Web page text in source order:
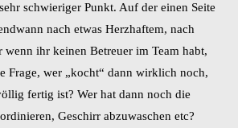
schwieriger Punkt. Auf der einen Seite
nach etwas Herzhaftem, nach
wenn ihr keinen Betreuer im Team habt,
Frage, wer „kocht“ dann wirklich noch,
fertig ist? Wer hat dann noch die
Geschirr abzuwaschen etc?